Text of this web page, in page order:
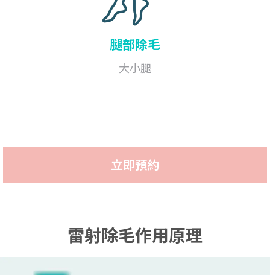
腿部除毛
大小腿
立即預約
雷射除毛作用原理